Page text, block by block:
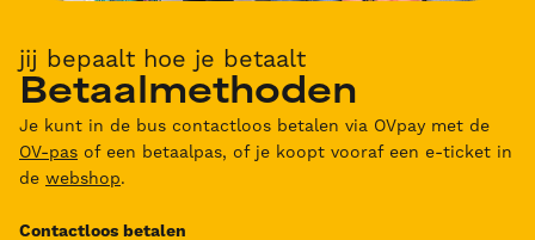
jij bepaalt hoe je betaalt
Betaalmethoden
Je kunt in de bus contactloos betalen via OVpay met de
OV-pas of een betaalpas, of je koopt vooraf een e-ticket in
de webshop.
Contactloos betalen